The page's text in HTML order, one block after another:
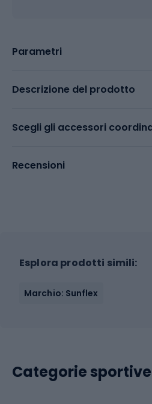
Parametri
Descrizione del prodotto
Scegli gli accessori
Recensioni
Esplora prodotti simili:
Marchio: Sunflex
Categorie